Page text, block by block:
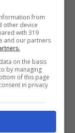
contatto
sta
per
in
è uno di
fonte
from
other device
with 319
and our partners
on the basis
by managing
of this page
in privacy